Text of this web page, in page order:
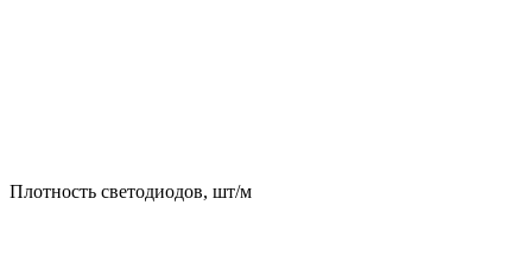
Плотность светодиодов, шт/м